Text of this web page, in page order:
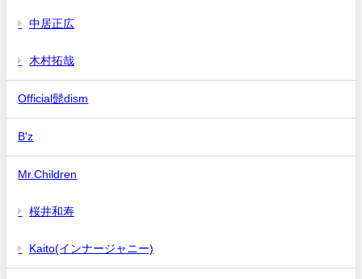
中居正広
木村拓哉
Official髭dism
B'z
Mr.Children
桜井和寿
Kaito(インナージャニー)